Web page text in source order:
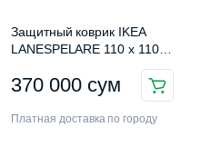
Защитный коврик IKEA
LANESPELARE 110 x 110
370 000 сум
Платная доставка по городу